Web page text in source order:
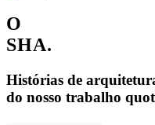
O
SHA.
Histórias de
do nosso trabalho